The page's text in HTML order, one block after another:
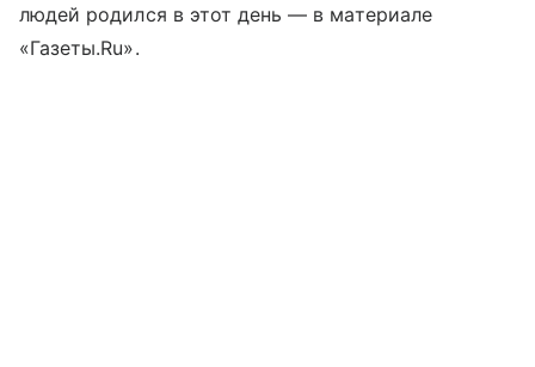
людей родился в этот день — в материале
«Газеты.Ru».